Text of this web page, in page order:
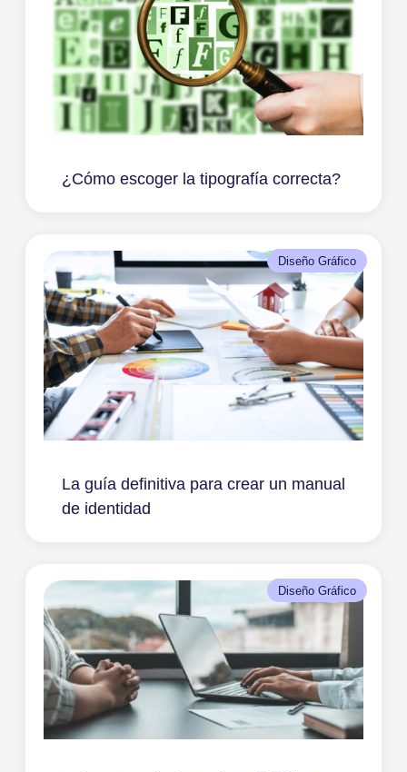
¿Cómo escoger la tipografía correcta?
Diseño Gráfico
La guía definitiva para crear un manual
de identidad
Diseño Gráfico